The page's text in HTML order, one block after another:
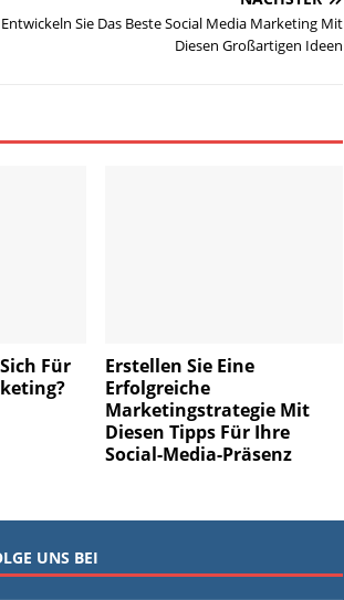
Entwickeln Sie Das Beste Social Media Marketing Mit
Diesen Großartigen Ideen
Für
Erstellen Sie Eine
Erfolgreiche
Marketingstrategie Mit
Diesen Tipps Für Ihre
Social-Media-Präsenz
UNS BEI